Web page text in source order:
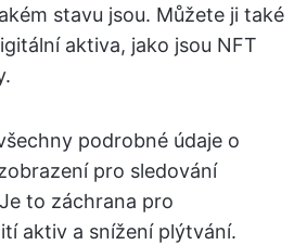
stavu jsou. Můžete ji také
aktiva, jako jsou NFT
podrobné údaje o
pro sledování
to záchrana pro
aktiv a snížení plýtvání.